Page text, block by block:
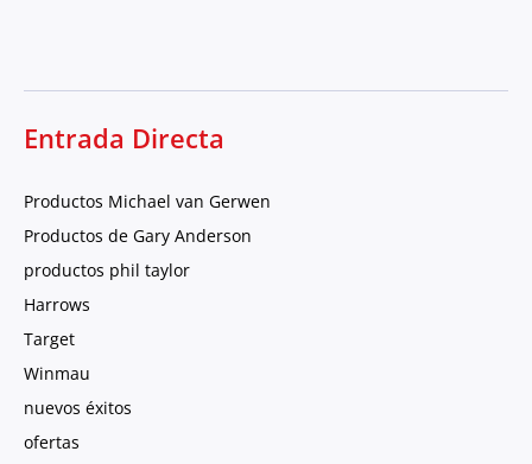
Entrada Directa
Productos Michael van Gerwen
Productos de Gary Anderson
productos phil taylor
Harrows
Target
Winmau
nuevos éxitos
ofertas